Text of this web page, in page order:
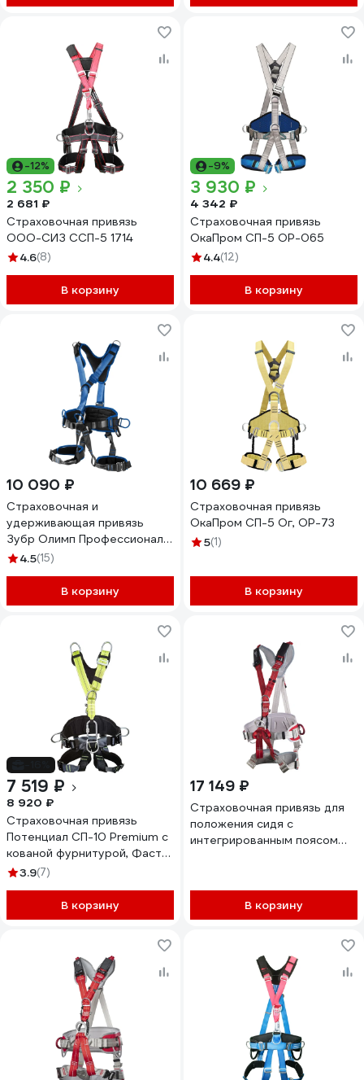
-12%
2 350 ₽
2 681 ₽
Страховочная привязь
ООО-СИЗ ССП-5 1714
4.6(8)
В корзину
-9%
3 930 ₽
4 342 ₽
Страховочная привязь
ОкаПром СП-5 OP-065
4.4(12)
В корзину
10 090 ₽
Страховочная и
удерживающая привязь
Зубр Олимп Профессионал
11591
4.5(15)
В корзину
10 669 ₽
Страховочная привязь
ОкаПром СП-5 Ог, ОР-73
5(1)
В корзину
7 519 ₽
8 920 ₽
Страховочная привязь
Потенциал СП-10 Premium с
кованой фурнитурой, Фаст
ptc9062
3.9(7)
В корзину
17 149 ₽
Страховочная привязь для
положения сидя с
интегрированным поясом
Профи Мастер, размер 1 vnt
В корзину